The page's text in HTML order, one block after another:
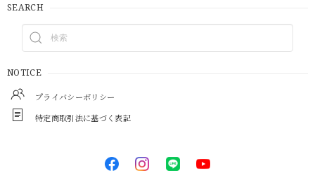
SEARCH
NOTICE
プライバシーポリシー
特定商取引法に基づく表記